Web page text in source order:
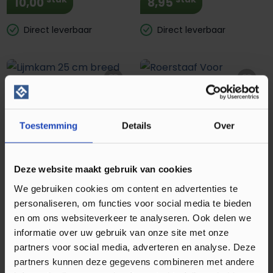
Toestemming Details Over
Deze website maakt gebruik van cookies
We gebruiken cookies om content en advertenties te
personaliseren, om functies voor social media te bieden
en om ons websiteverkeer te analyseren. Ook delen we
informatie over uw gebruik van onze site met onze
partners voor social media, adverteren en analyse. Deze
partners kunnen deze gegevens combineren met andere
Direct leverbaar Direct leverbaar
(fijn) tbv PVC 92143
10,95stuk
Direct leverbaar Direct leverbaar
Egaline rakel 60 cm
Pajarito Reservemes 19 mm
Rond PVC (10 st.)